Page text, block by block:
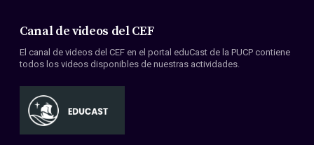
Canal de videos del CEF
El canal de videos del CEF en el portal eduCast de la PUCP contiene
todos los videos disponibles de nuestras actividades.